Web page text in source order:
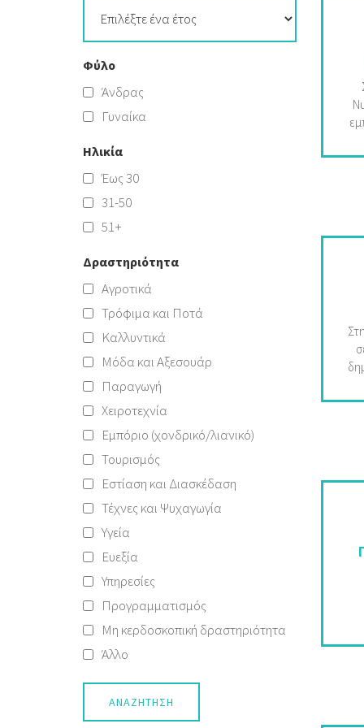
Φύλο
Άνδρας
Γυναίκα
Ηλικία
Έως 30
31-50
51+
Δραστηριότητα
Αγροτικά
Τρόφιμα και Ποτά
Καλλυντικά
Μόδα και Αξεσουάρ
Παραγωγή
Χειροτεχνία
Εμπόριο (χονδρικό/λιανικό)
Τουρισμός
Εστίαση και Διασκέδαση
Τέχνες και Ψυχαγωγία
Υγεία
Ευεξία
Υπηρεσίες
Προγραμματισμός
Μη κερδοσκοπική δραστηριότητα
Άλλο
ΑΝΑΖΉΤΗΣΗ